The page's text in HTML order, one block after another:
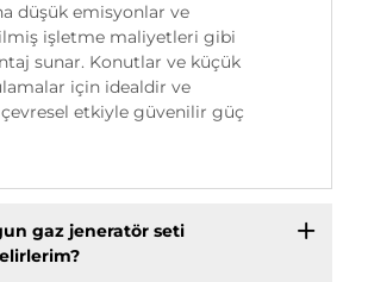
düşük emisyonlar ve
işletme maliyetleri gibi
sunar. Konutlar ve küçük
için idealdir ve
etkiyle güvenilir güç
gaz jeneratör seti